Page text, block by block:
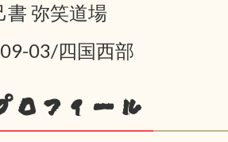
書 弥笑道場
03/四国西部
ロフィール